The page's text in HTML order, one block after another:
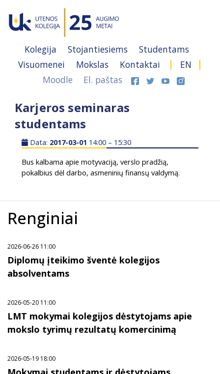
Kolegija Stojantiesiems
Studentams
Visuomenei
Mokslas Kontaktai
EN
Moodle
El. paštas
Karjeros seminaras
studentams
Data: 2017-03-01 14:00 – 15:30
Bus kalbama apie motyvaciją, verslo pradžią,
pokalbius dėl darbo, asmeninių finansų valdymą.
Renginiai
2026-06-26 11:00
Diplomų įteikimo šventė kolegijos
absolventams
2026-05-20 11:00
LMT mokymai kolegijos dėstytojams apie
mokslo tyrimų rezultatų komercinimą
2026-05-19 18:00